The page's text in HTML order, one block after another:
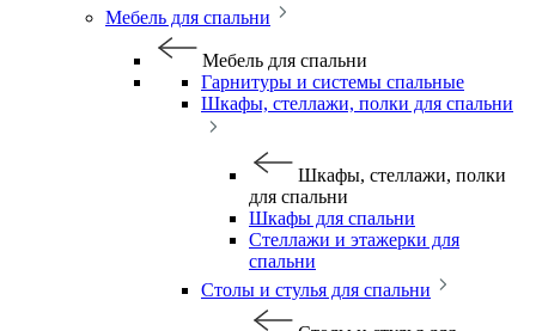
Мебель для спальни
Мебель для спальни
Гарнитуры и системы спальные
Шкафы, стеллажи, полки для спальни
Шкафы, стеллажи, полки
для спальни
Шкафы для спальни
Стеллажи и этажерки для
спальни
Столы и стулья для спальни